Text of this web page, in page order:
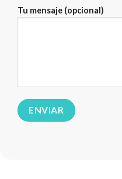
Tu mensaje (opcional)